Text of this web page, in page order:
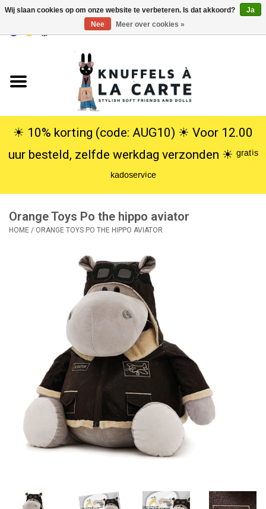
USD
Knuffels
Poppen
SALE
Cadeauservice
☀︎ 10% korting (code: AUG10) ☀︎ Voor 12.00
uur besteld, zelfde werkdag verzonden ☀︎ ᵍʳᵃᵗⁱˢ
ᵏᵃᵈᵒˢᵉʳᵛⁱᶜᵉ
Orange Toys Po the hippo aviator
HOME / ORANGE TOYS PO THE HIPPO AVIATOR
Wij slaan cookies op om onze website te verbeteren. Is dat akkoord?
Ja
Nee
Meer over cookies »